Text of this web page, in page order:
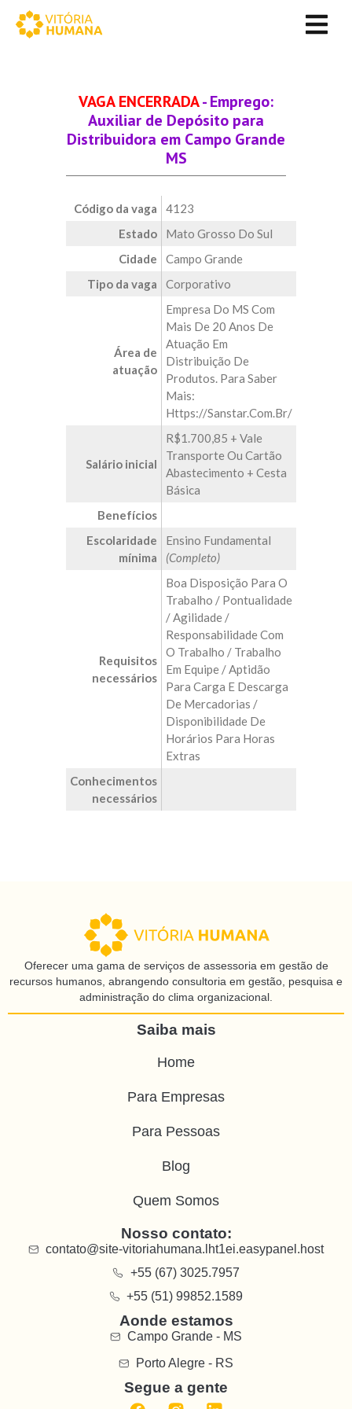
VAGA ENCERRADA- Emprego:
Auxiliar de Depósito para
Distribuidora em Campo Grande
MS
Código da vaga
4123
Estado
Mato Grosso Do Sul
Cidade
Campo Grande
Tipo da vaga
Corporativo
Área de
atuação
Empresa Do MS Com
Mais De 20 Anos De
Atuação Em
Distribuição De
Produtos. Para Saber
Mais:
Https://sanstar.com.br/
Salário inicial
R$1.700,85 + Vale
Transporte Ou Cartão
Abastecimento + Cesta
Básica
Benefícios
Escolaridade
mínima
Ensino Fundamental
(Completo)
Requisitos
necessários
Boa Disposição Para O
Trabalho / Pontualidade
/ Agilidade /
Responsabilidade Com
O Trabalho / Trabalho
Em Equipe / Aptidão
Para Carga E Descarga
De Mercadorias /
Disponibilidade De
Horários Para Horas
Extras
Conhecimentos
necessários
Oferecer uma gama de serviços de assessoria em gestão de
recursos humanos, abrangendo consultoria em gestão, pesquisa e
administração do clima organizacional.
Saiba mais
Home
Para Empresas
Para Pessoas
Blog
Quem Somos
Nosso contato:
contato@site-vitoriahumana.lht1ei.easypanel.host
+55 (67) 3025.7957
+55 (51) 99852.1589
Aonde estamos
Campo Grande - MS
Porto Alegre - RS
Segue a gente